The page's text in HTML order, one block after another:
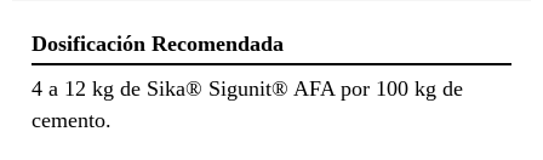
Dosificación Recomendada
4 a 12 kg de Sika® Sigunit® AFA por 100 kg de
cemento.